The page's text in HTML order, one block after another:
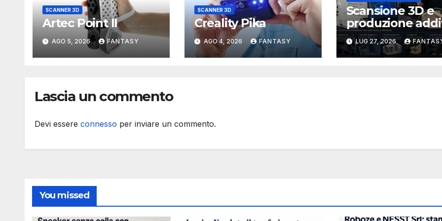
SCANNER 3D
Artec Point II
AGO 5, 2026 FANTASY
SCANNER 3D
Creality Pika
AGO 4, 2026 FANTASY
Scansione 3D e
produzione
nei veicoli
workflow
studiato da
LUG 27, 2026
Lascia un commento
Devi essere connesso per inviare un commento.
You missed